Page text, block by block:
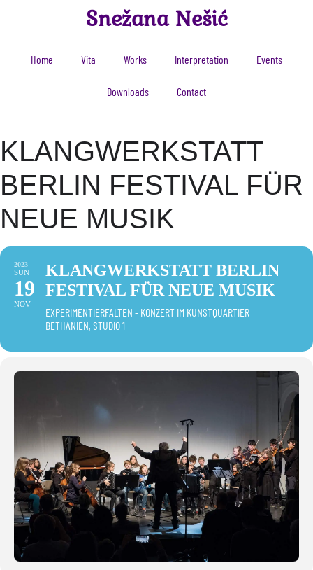
Snežana Nešić
Home Vita Works Interpretation Events
Downloads Contact
KLANGWERKSTATT
BERLIN FESTIVAL FÜR
NEUE MUSIK
2023
SUN
19
NOV
KLANGWERKSTATT BERLIN
FESTIVAL FÜR NEUE MUSIK
EXPERIMENTIERFALTEN - KONZERT IM KUNSTQUARTIER
BETHANIEN, STUDIO 1